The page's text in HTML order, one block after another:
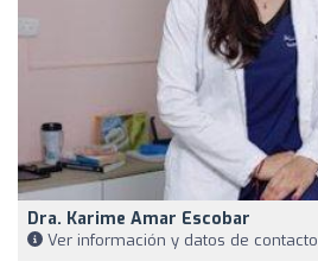
Dra. Karime Amar Escobar
Ver información y datos de contacto